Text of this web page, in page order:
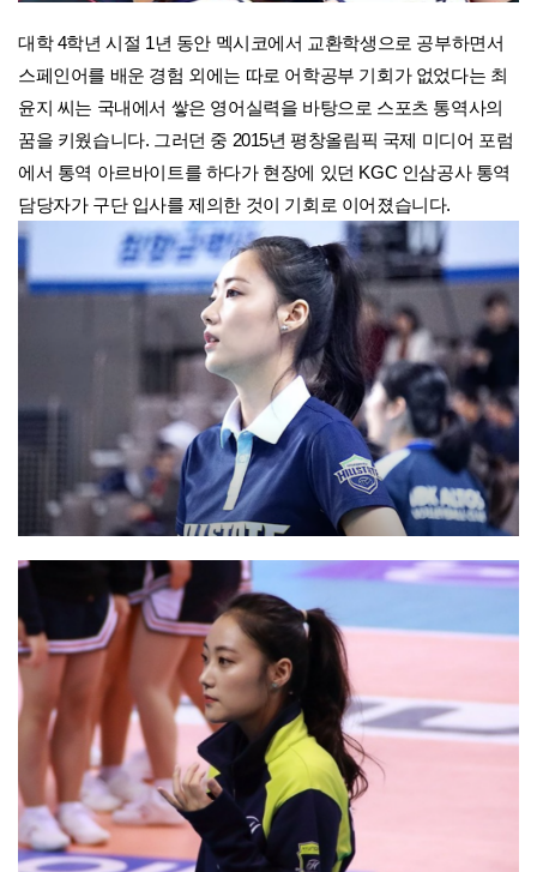
대학 4학년 시절 1년 동안 멕시코에서 교환학생으로 공부하면서
스페인어를 배운 경험 외에는 따로 어학공부 기회가 없었다는 최
윤지 씨는 국내에서 쌓은 영어실력을 바탕으로 스포츠 통역사의
꿈을 키웠습니다. 그러던 중 2015년 평창올림픽 국제 미디어 포럼
에서 통역 아르바이트를 하다가 현장에 있던 KGC 인삼공사 통역
담당자가 구단 입사를 제의한 것이 기회로 이어졌습니다.